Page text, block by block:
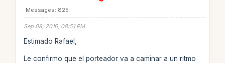
Messages: 825
Sep 08, 2016, 08:51 PM
Estimado Rafael,
Le confirmo que el porteador va a caminar a un ritmo